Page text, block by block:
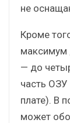
не
Кроме
максимум
— до
часть ОЗУ
плате). В
может